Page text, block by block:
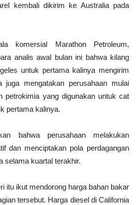
kembali dikirim ke Australia pada
komersial Marathon Petroleum,
analis awal bulan ini bahwa kilang
untuk pertama kalinya mengirim
juga mengatakan perusahaan mulai
petrokimia yang digunakan untuk cat
pertama kalinya.
bahwa perusahaan melakukan
dan menciptakan pola perdagangan
selama kuartal terakhir.
itu ikut mendorong harga bahan bakar
tersebut. Harga diesel di California